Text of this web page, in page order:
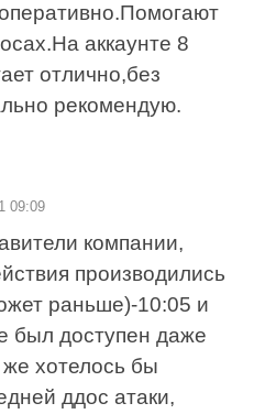
аккаунте 8
отлично,без
рекомендую.
09:09
компании,
производились
раньше)-10:05 и
был доступен даже
же хотелось бы
ддос атаки,